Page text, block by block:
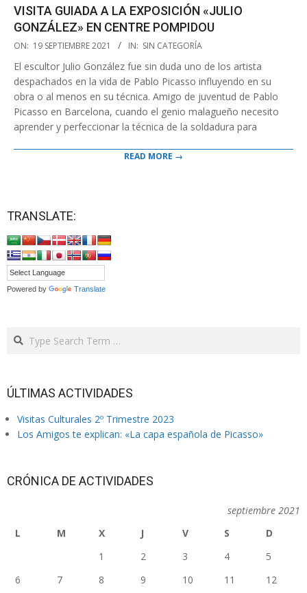
VISITA GUIADA A LA EXPOSICIÓN «JULIO
GONZÁLEZ» EN CENTRE POMPIDOU
2021-
19
ON: 19 SEPTIEMBRE 2021 IN: SIN CATEGORÍA
El escultor Julio González fue sin duda uno de los artista
despachados en la vida de Pablo Picasso influyendo en su
obra o al menos en su técnica. Amigo de juventud de Pablo
Picasso en Barcelona, cuando el genio malagueño necesito
aprender y perfeccionar la técnica de la soldadura para
READ MORE →
TRANSLATE:
Powered by Translate
Search
ÚLTIMAS ACTIVIDADES
Visitas Culturales 2º Trimestre 2023
Los Amigos te explican: «La capa española de Picasso»
CRÓNICA DE ACTIVIDADES
septiembre 2021
L
M X J V S
D
1
2 3 4
5
6
7 8 9 10 11 12